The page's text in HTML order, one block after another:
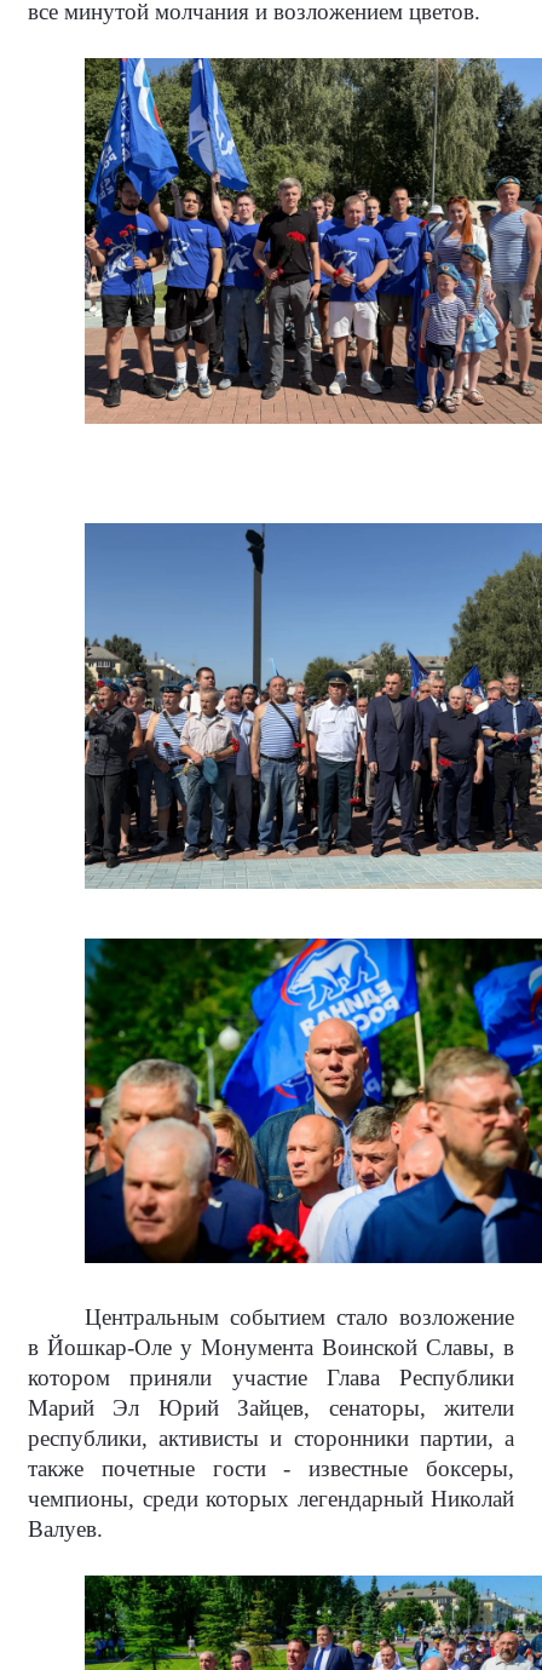
все минутой молчания и возложением цветов.
Центральным событием стало возложение
в Йошкар-Оле у Монумента Воинской Славы, в
котором приняли участие Глава Республики
Марий Эл Юрий Зайцев, сенаторы, жители
республики, активисты и сторонники партии, а
также почетные гости - известные боксеры,
чемпионы, среди которых легендарный Николай
Валуев.